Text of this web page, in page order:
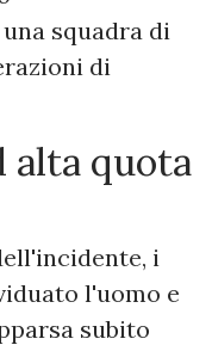
squadra di
di
alta quota
i
l'uomo e
subito